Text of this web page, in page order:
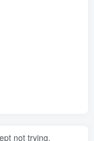
not trying.